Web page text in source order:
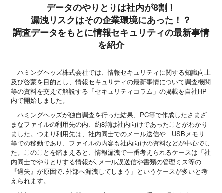
データのやりとりは社内が8割！
漏洩リスクはその企業環境にあった！？
調査データをもとに情報セキュリティの最新事情
を紹介
ハミングヘッズ株式会社では、情報セキュリティに関する知識向上
及び啓蒙を目的とし、情報セキュリティの最新事情について調査機関
等の資料を交えて解説する「セキュリティコラム」の掲載を自社HP
内で開始しました。
ハミングヘッズが独自調査を行った結果、PC等で作成したさまざ
まなファイルの利用先の内、約8割は社内向けであったことがわかり
ました。つまり利用先は、社内同士でのメール送信や、USBメモリ
等での移動であり、ファイルの内容も社内向けの資料などが中心でし
た。このことを踏まえると、情報漏洩で一番考えられるケースは「社
内同士でやりとりする情報が､メール誤送信や書類の管理ミス等の
『過失』が原因で､外部へ漏洩してしまう」というケースが多いと考
えられます。